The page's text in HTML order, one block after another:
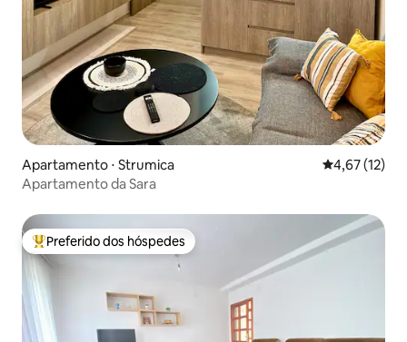
Apartamento ⋅ Strumica 4,67 de uma
4,67 (12)
Apartamento da Sara
Entre os melhores preferidos dos hóspedes
Preferido dos hóspedes